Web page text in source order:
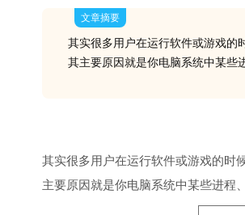
文章摘要
其实很多用户在运行软件或游戏的
其主要原因就是你电脑系统中某些
其实很多用户在运行软件或游戏的时
主要原因就是你电脑系统中某些进程